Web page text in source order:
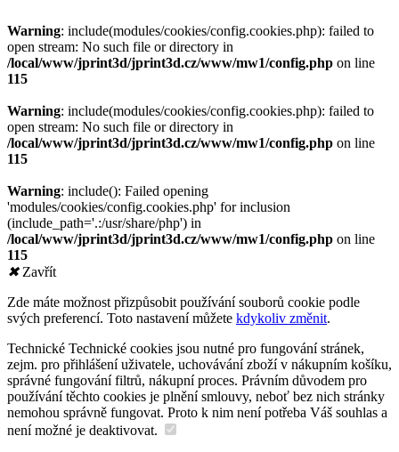
Warning: include(modules/cookies/config.cookies.php): failed to
open stream: No such file or directory in
/local/www/jprint3d/jprint3d.cz/www/mw1/config.php on line
115
Warning: include(modules/cookies/config.cookies.php): failed to
open stream: No such file or directory in
/local/www/jprint3d/jprint3d.cz/www/mw1/config.php on line
115
Warning: include(): Failed opening
'modules/cookies/config.cookies.php' for inclusion
(include_path='.:/usr/share/php') in
/local/www/jprint3d/jprint3d.cz/www/mw1/config.php on line
115
✖Zavřít
Zde máte možnost přizpůsobit používání souborů cookie podle
svých preferencí. Toto nastavení můžete kdykoliv změnit.
Technické Technické cookies jsou nutné pro fungování stránek,
zejm. pro přihlášení uživatele, uchovávání zboží v nákupním košíku,
správné fungování filtrů, nákupní proces. Právním důvodem pro
používání těchto cookies je plnění smlouvy, neboť bez nich stránky
nemohou správně fungovat. Proto k nim není potřeba Váš souhlas a
není možné je deaktivovat.